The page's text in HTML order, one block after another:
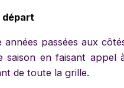
départ
années passées aux
saison en faisant appel
de toute la grille.